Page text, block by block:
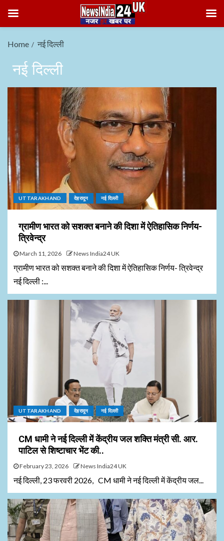
Home नई दिल्ली
नई दिल्ली
UTTARAKHAND देहरादून नई दिल्ली
ग्रामीण भारत को सशक्त बनाने की दिशा में ऐतिहासिक निर्णय-
त्रिवेन्द्र
March 11, 2026 News India24 UK
ग्रामीण भारत को सशक्त बनाने की दिशा में ऐतिहासिक निर्णय- त्रिवेन्द्र
नई दिल्ली :...
UTTARAKHAND देहरादून नई दिल्ली
CM धामी ने नई दिल्ली में केंद्रीय जल शक्ति मंत्री सी. आर.
पाटिल से शिष्टाचार भेंट की..
February 23, 2026 News India24 UK
नई दिल्ली, 23 फरवरी 2026, CM धामी ने नई दिल्ली में केंद्रीय जल...